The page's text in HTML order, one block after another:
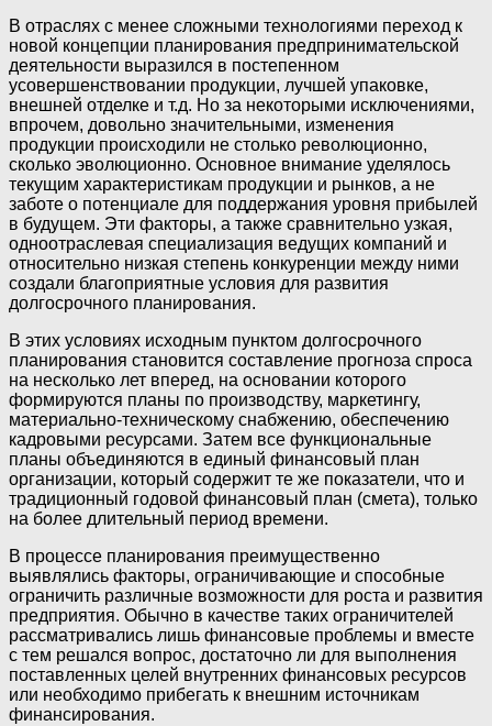
В отраслях с менее сложными технологиями переход к
новой концепции планирования предпринимательской
деятельности выразился в постепенном
усовершенствовании продукции, лучшей упаковке,
внешней отделке и т.д. Но за некоторыми исключениями,
впрочем, довольно значительными, изменения
продукции происходили не столько революционно,
сколько эволюционно. Основное внимание уделялось
текущим характеристикам продукции и рынков, а не
заботе о потенциале для поддержания уровня прибылей
в будущем. Эти факторы, а также сравнительно узкая,
одноотраслевая специализация ведущих компаний и
относительно низкая степень конкуренции между ними
создали благоприятные условия для развития
долгосрочного планирования.
В этих условиях исходным пунктом долгосрочного
планирования становится составление прогноза спроса
на несколько лет вперед, на основании которого
формируются планы по производству, маркетингу,
материально-техническому снабжению, обеспечению
кадровыми ресурсами. Затем все функциональные
планы объединяются в единый финансовый план
организации, который содержит те же показатели, что и
традиционный годовой финансовый план (смета), только
на более длительный период времени.
В процессе планирования преимущественно
выявлялись факторы, ограничивающие и способные
ограничить различные возможности для роста и развития
предприятия. Обычно в качестве таких ограничителей
рассматривались лишь финансовые проблемы и вместе
с тем решался вопрос, достаточно ли для выполнения
поставленных целей внутренних финансовых ресурсов
или необходимо прибегать к внешним источникам
финансирования.